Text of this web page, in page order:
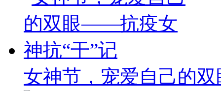
女神节，宠爱自己的